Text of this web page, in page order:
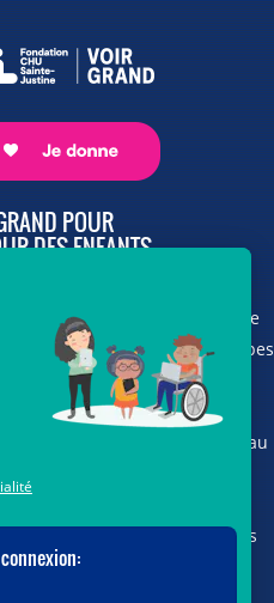
POUR
DES ENFANTS
cœur de la campagne majeure
nous conduisons les équipes
vers les opportunités de la
et des nouvelles technologies
chaque enfant, où qu’il soit au
Ensemble, unissons nos forces
avenir.